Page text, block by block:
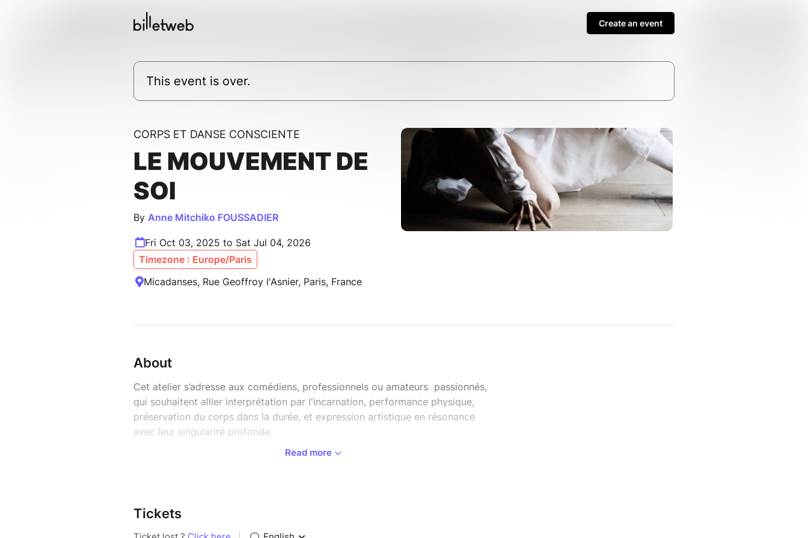
Create an event
This event is over.
CORPS ET DANSE CONSCIENTE
LE MOUVEMENT DE
SOI
By Anne Mitchiko FOUSSADIER
Fri Oct 03, 2025 to Sat Jul 04, 2026
Timezone : Europe/Paris
Micadanses, Rue Geoffroy l'Asnier, Paris, France
About
Cet atelier s’adresse aux comédiens, professionnels ou amateurs passionnés,
qui souhaitent allier interprétation par l'incarnation, performance physique,
préservation du corps dans la durée, et expression artistique en résonance
avec leur singularité profonde.
ouvrant un dialogue subtil entre l’anatomie et la création.
Au cœur de cet apprentissage, une attention particulière est portée au
Read more
Tickets